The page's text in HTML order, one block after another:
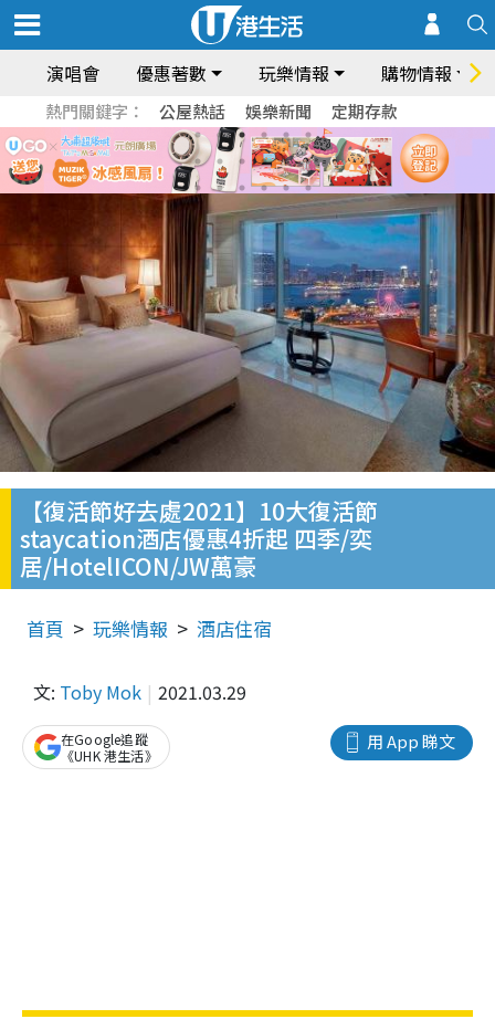
演唱會 優惠著數 玩樂情報 購物情報
熱門關鍵字： 公屋熱話 娛樂新聞 定期存款
【復活節好去處2021】10大復活節
staycation酒店優惠4折起 四季/奕
居/HotelICON/JW萬豪
首頁 玩樂情報 酒店住宿
文: Toby Mok 2021.03.29
用 App 睇文
在Google追蹤
《UHK 港生活》